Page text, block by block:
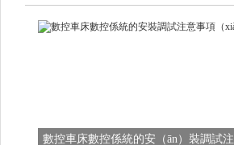
數控車床數控係統的安（ān）裝調試注